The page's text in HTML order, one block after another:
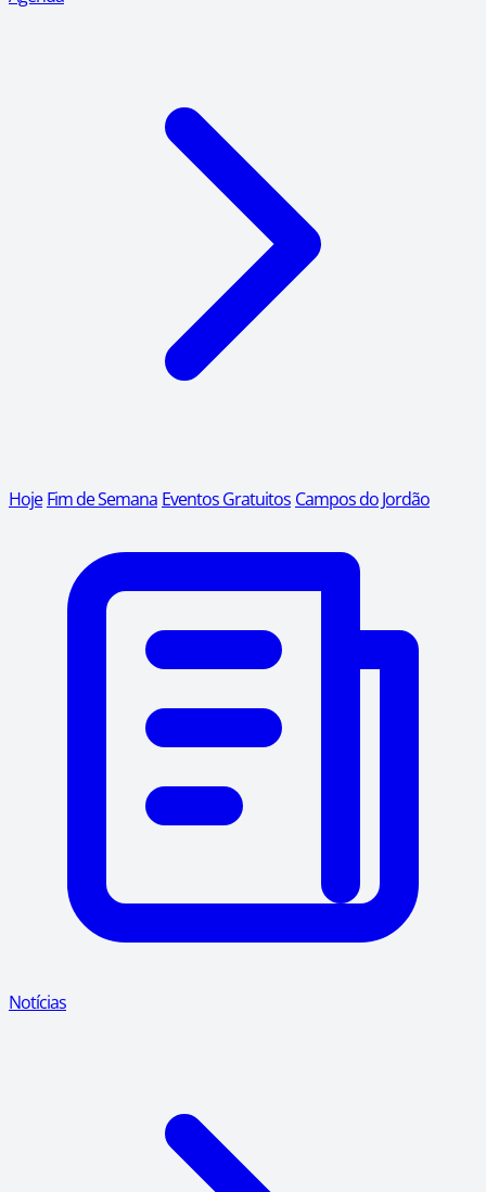
Hoje Fim de Semana Eventos Gratuitos Campos do Jordão
Notícias